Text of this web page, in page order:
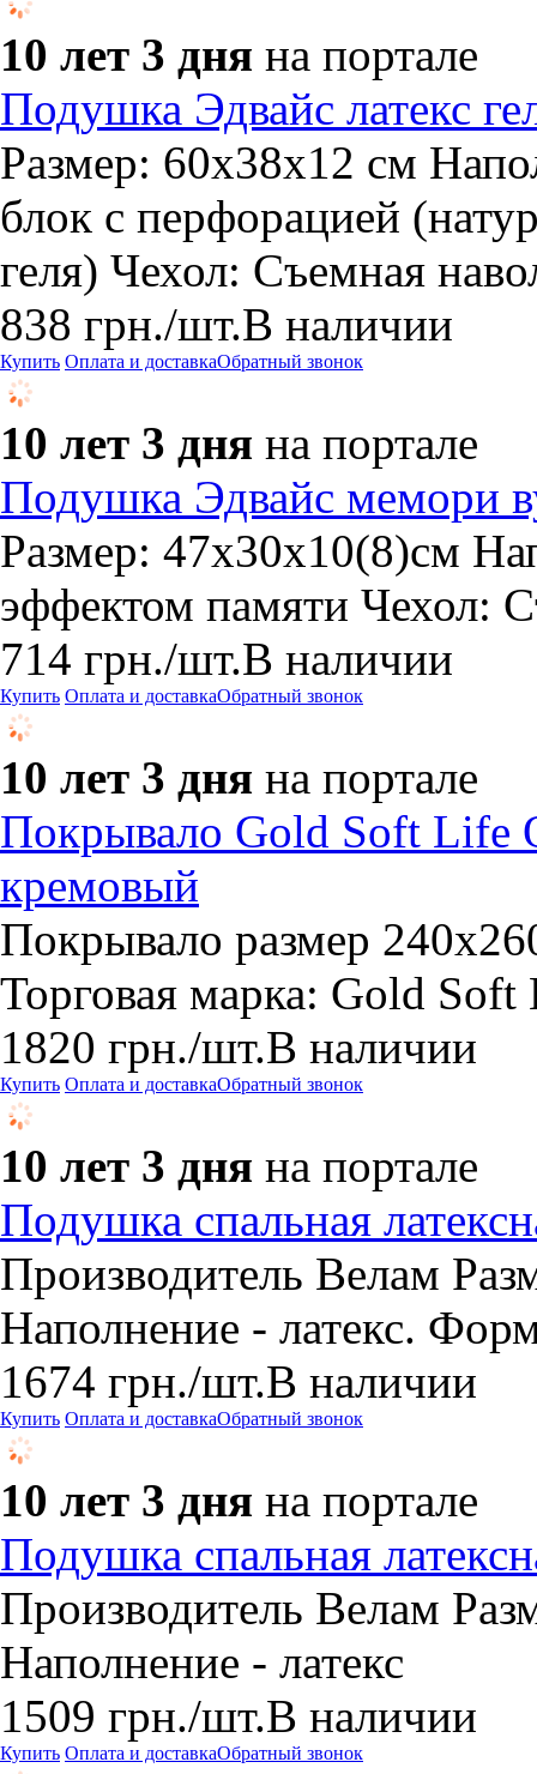
10 лет 3 дня на портале
Подушка Эдвайс латекс
Размер: 60х38х12 см
блок с перфорацией
геля) Чехол: Съемная
838 грн./шт.В наличии
Купить Оплата и доставкаОбратный звонок
10 лет 3 дня на портале
Подушка Эдвайс мемори
Размер: 47х30х10(8)см
эффектом памяти Чехол:
714 грн./шт.В наличии
Купить Оплата и доставкаОбратный звонок
10 лет 3 дня на портале
Покрывало Gold Soft Life
кремовый
Покрывало размер
Торговая марка: Gold Soft
1820 грн./шт.В наличии
Купить Оплата и доставкаОбратный звонок
10 лет 3 дня на портале
Подушка спальная
Производитель Велам
Наполнение - латекс.
1674 грн./шт.В наличии
Купить Оплата и доставкаОбратный звонок
10 лет 3 дня на портале
Подушка спальная
Производитель Велам
Наполнение - латекс
1509 грн./шт.В наличии
Купить Оплата и доставкаОбратный звонок